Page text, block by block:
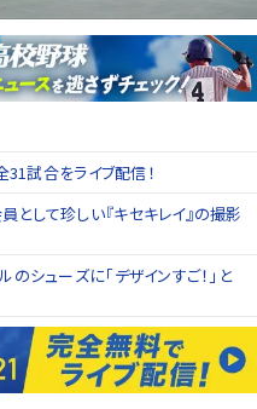
試合をライブ配信！
として珍しい『キセキレイ』の撮影
のシューズに「デザインすご！」と